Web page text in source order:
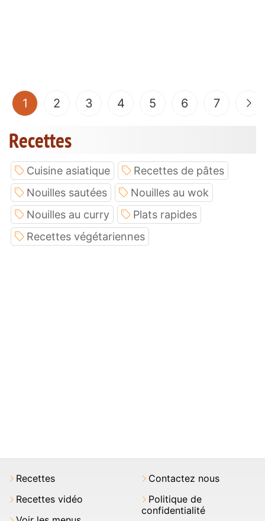
1 (current)
2 3 4 5 6 7
Recettes
Cuisine asiatique
Recettes de pâtes
Nouilles sautées
Nouilles au wok
Nouilles au curry
Plats rapides
Recettes végétariennes
Recettes
Recettes vidéo
Contactez nous
Politique de
confidentialité